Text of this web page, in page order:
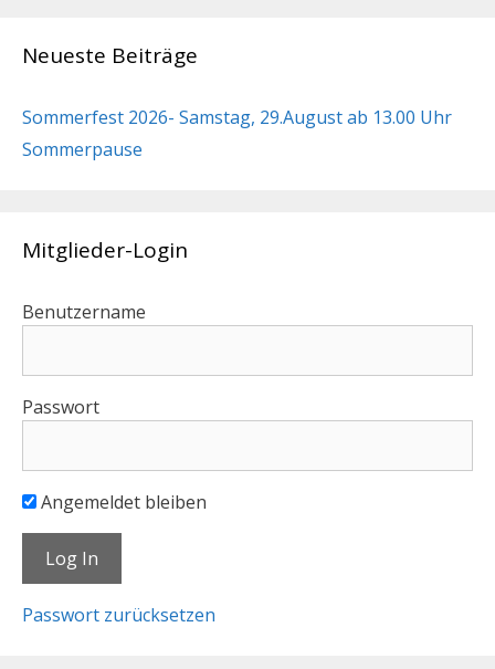
Neueste Beiträge
Sommerfest 2026- Samstag, 29.August ab 13.00 Uhr
Sommerpause
Mitglieder-Login
Benutzername
Passwort
Angemeldet bleiben
Passwort zurücksetzen